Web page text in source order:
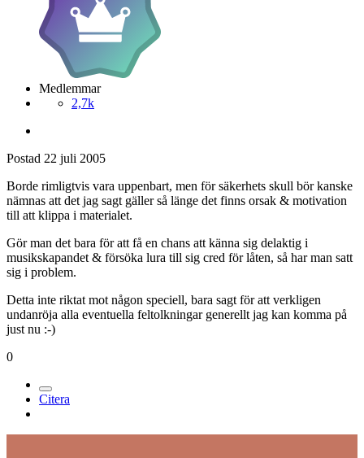
Medlemmar
2,7k
Postad 22 juli 2005
Borde rimligtvis vara uppenbart, men för säkerhets skull bör kanske
nämnas att det jag sagt gäller så länge det finns orsak & motivation
till att klippa i materialet.
Gör man det bara för att få en chans att känna sig delaktig i
musikskapandet & försöka lura till sig cred för låten, så har man satt
sig i problem.
Detta inte riktat mot någon speciell, bara sagt för att verkligen
undanröja alla eventuella feltolkningar generellt jag kan komma på
just nu :-)
0
Citera